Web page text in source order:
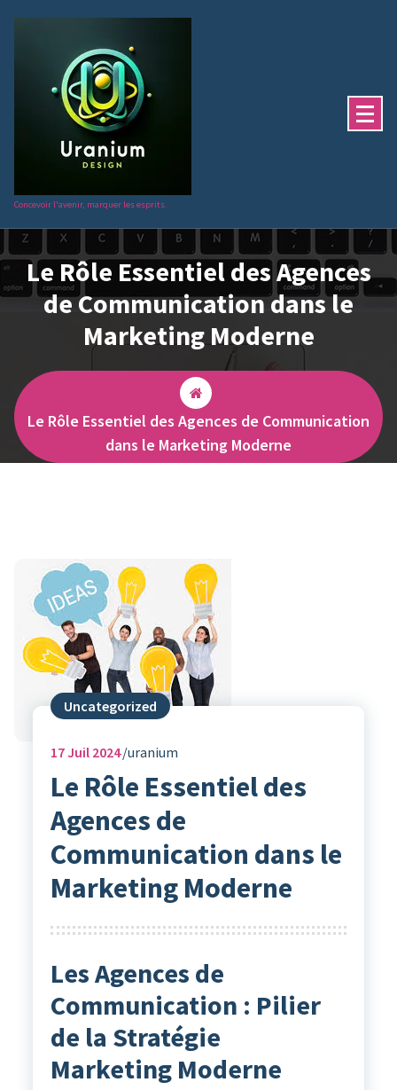
Concevoir l'avenir, marquer les esprits.
Le Rôle Essentiel des Agences
de Communication dans le
Marketing Moderne
Le Rôle Essentiel des Agences de Communication
dans le Marketing Moderne
Uncategorized
17Juil 2024 uranium
Le Rôle Essentiel des
Agences de
Communication dans le
Marketing Moderne
Les Agences de
Communication : Pilier
de la Stratégie
Marketing Moderne